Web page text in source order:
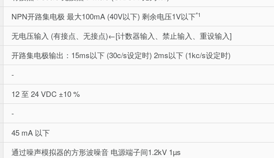
NPN开路集电极 最大100mA (40V以下) 剩余电压1V以下*1
无电压输入 (有接点、无接点)←[计数器输入、禁止输入、重设输入]
开路集电极输出：15ms以下 (30c/s设定时) 2ms以下 (1kc/s设定时)
-
12 至 24 VDC ±10 %
-
45 mA 以下
通过噪声模拟器的方形波噪音 电源端子间1.2kV 1µs